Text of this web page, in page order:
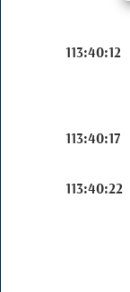
113:40:12
113:40:17
113:40:22